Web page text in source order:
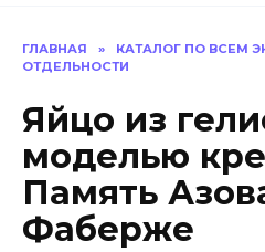
ГЛАВНАЯ »
КАТАЛОГ ПО ВСЕМ
ОТДЕЛЬНОСТИ
Яйцо из
моделью
Память
Фаберже